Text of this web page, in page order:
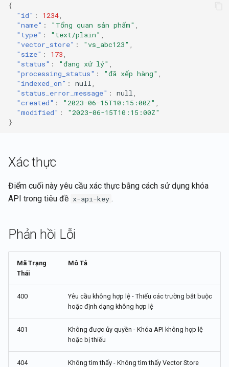
{
"id" : 1234,
"name" : "Tổng quan sản phẩm" ,
"type" : "text/plain" ,
"vector_store" : "vs_abc123" ,
"size" : 173,
"status" : "đang xử lý" ,
"processing_status" : "đã xếp hàng" ,
"indexed_on" : null,
"status_error_message" : null,
"created" : "2023-06-15T10:15:00Z" ,
"modified" :
"2023-06-15T10:15:00Z"
}
Xác thực
Điểm cuối này yêu cầu xác thực bằng cách sử dụng khóa
API trong tiêu đề x-api-key .
Phản hồi Lỗi
Mã Trạng
Thái
Mô Tả
400
Yêu cầu không hợp lệ - Thiếu các trường bắt buộc
hoặc định dạng không hợp lệ
401
Không được ủy quyền - Khóa API không hợp lệ
hoặc bị thiếu
404 Không tìm thấy - Không tìm thấy Vector Store